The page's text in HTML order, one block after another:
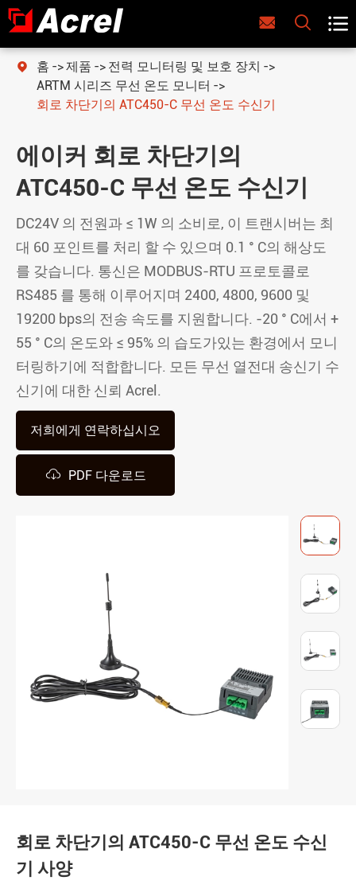
  
 홈 제품
전력 모니터링 및 보호 장치
ARTM 시리즈 무선 온도 모니터
회로 차단기의 ATC450-C 무선 온도 수신기
에이커 회로 차단기의
ATC450-C 무선 온도 수신기
DC24V 의 전원과 ≤ 1W 의 소비로, 이 트랜시버는 최
대 60 포인트를 처리 할 수 있으며 0.1 ° C의 해상도
를 갖습니다. 통신은 MODBUS-RTU 프로토콜로
RS485 를 통해 이루어지며 2400, 4800, 9600 및
19200 bps의 전송 속도를 지원합니다. -20 ° C에서 +
55 ° C의 온도와 ≤ 95% 의 습도가있는 환경에서 모니
터링하기에 적합합니다. 모든 무선 열전대 송신기 수
신기에 대한 신뢰 Acrel.
저희에게 연락하십시오
 PDF 다운로드
회로 차단기의 ATC450-C 무선 온도 수신
기 사양